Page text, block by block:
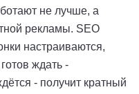
не лучше, а
рекламы. SEO
настраиваются,
ждать -
- получит кратный